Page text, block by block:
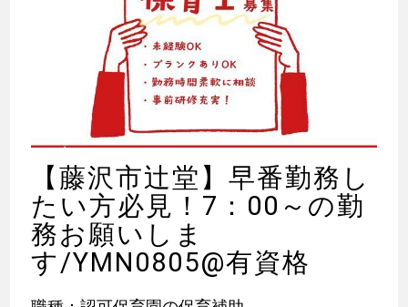
【藤沢市辻堂】早番勤務し
たい方必見！7：00～の勤
務お願いしま
す/YMN0805@有資格